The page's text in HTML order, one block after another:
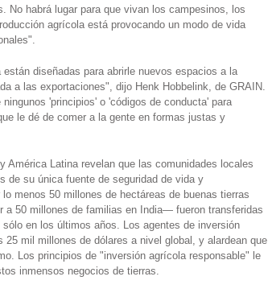
No habrá lugar para que vivan los campesinos, los
agrícola está provocando un modo de vida
diseñadas para abrirle nuevos espacios a la
a las exportaciones", dijo Henk Hobbelink, de GRAIN.
'principios' o 'códigos de conducta' para
le dé de comer a la gente en formas justas y
América Latina revelan que las comunidades locales
de su única fuente de seguridad de vida y
menos 50 millones de hectáreas de buenas tierras
50 millones de familias en India— fueron transferidas
en los últimos años. Los agentes de inversión
mil millones de dólares a nivel global, y alardean que
Los principios de "inversión agrícola responsable" le
inmensos negocios de tierras.